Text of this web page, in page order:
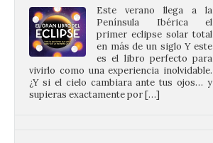
en más de un siglo Y este
es el libro perfecto para
vivirlo como una experiencia inolvidable.
¿Y si el cielo cambiara ante tus ojos… y
supieras exactamente por […]